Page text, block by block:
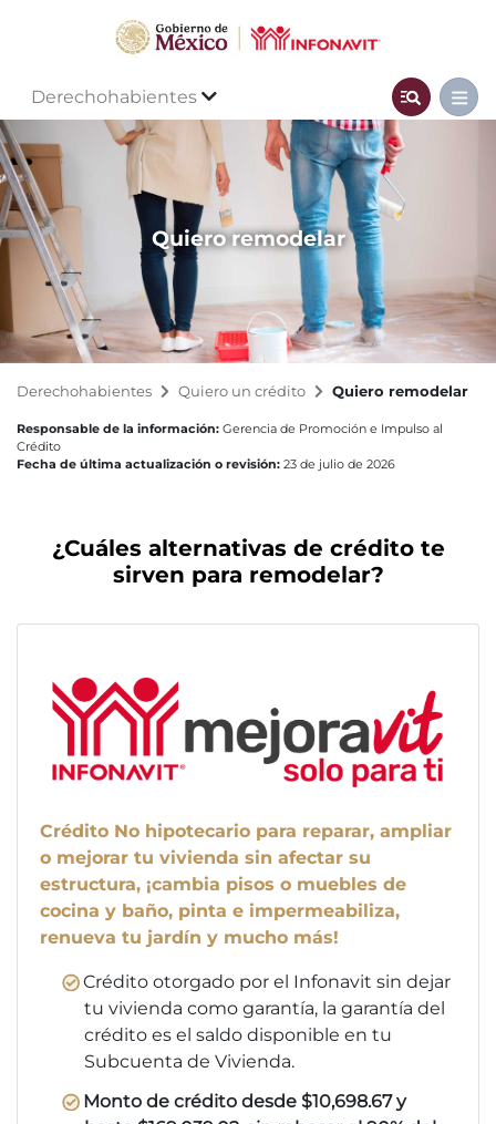
Derechohabientes
Quiero remodelar
Derechohabientes Quiero un crédito Quiero remodelar
Responsable de la información: Gerencia de Promoción e Impulso al
Crédito
Fecha de última actualización o revisión: 23 de julio de 2026
¿Cuáles alternativas de crédito te
sirven para remodelar?
Crédito No hipotecario para reparar, ampliar
o mejorar tu vivienda sin afectar su
estructura, ¡cambia pisos o muebles de
cocina y baño, pinta e impermeabiliza,
renueva tu jardín y mucho más!
Crédito otorgado por el Infonavit sin dejar
tu vivienda como garantía, la garantía del
crédito es el saldo disponible en tu
Subcuenta de Vivienda.
Monto de crédito desde $10,698.67 y